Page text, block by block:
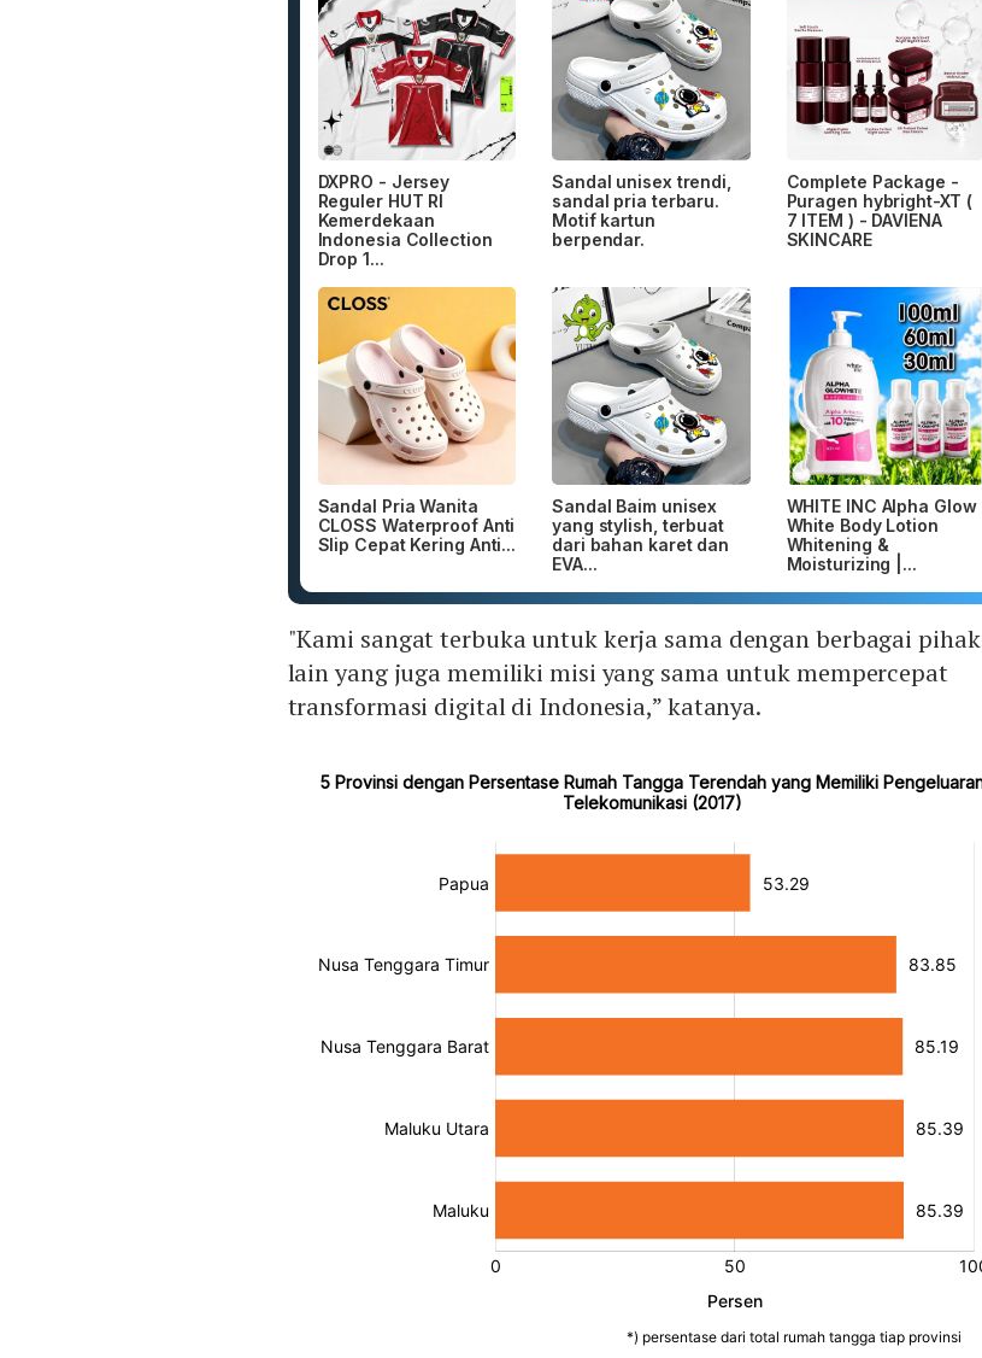
DXPRO - Jersey
Reguler HUT RI
Kemerdekaan
Indonesia Collection
Drop 1...
Sandal unisex trendi,
sandal pria terbaru.
Motif kartun
berpendar.
Complete Package -
Puragen hybright-XT (
7 ITEM ) - DAVIENA
SKINCARE
Sandal Pria Wanita
CLOSS Waterproof Anti
Slip Cepat Kering Anti...
Sandal Baim unisex
yang stylish, terbuat
dari bahan karet dan
EVA...
WHITE INC Alpha Glow
White Body Lotion
Whitening &
Moisturizing |...
"Kami sangat terbuka untuk kerja sama dengan berbagai pihak
lain yang juga memiliki misi yang sama untuk mempercepat
transformasi digital di Indonesia,” katanya.